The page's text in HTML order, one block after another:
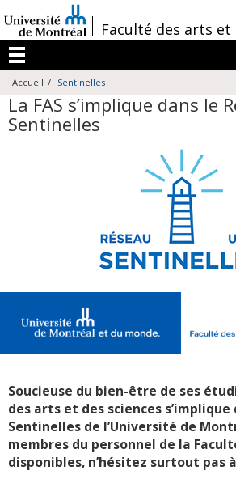
au
contenu
/Faculté des arts et
Menu
Accueil Sentinelles
La FAS s’implique dans le
Sentinelles
Soucieuse du bien-être de ses
des arts et des sciences s’implique
Sentinelles de l’Université de
membres du personnel de la
disponibles, n’hésitez surtout pas